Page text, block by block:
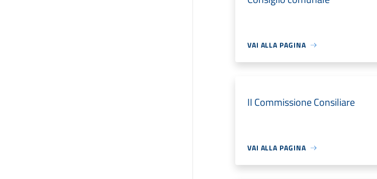
VAI ALLA PAGINA
II Commissione Consiliare
VAI ALLA PAGINA